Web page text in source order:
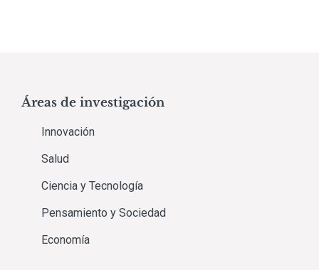
Áreas de investigación
Innovación
Salud
Ciencia y Tecnología
Pensamiento y Sociedad
Economía